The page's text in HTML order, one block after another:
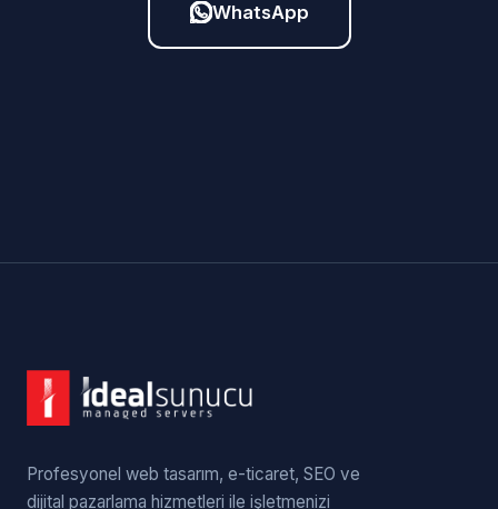
WhatsApp
Profesyonel web tasarım, e-ticaret, SEO ve
dijital pazarlama hizmetleri ile işletmenizi